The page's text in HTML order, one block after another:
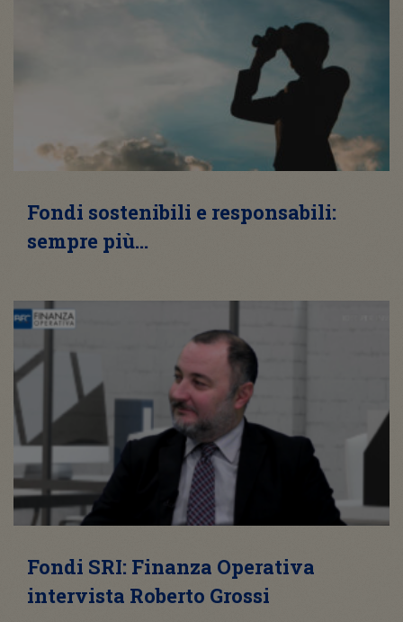
Fondi sostenibili e responsabili:
sempre più…
Fondi SRI: Finanza Operativa
intervista Roberto Grossi